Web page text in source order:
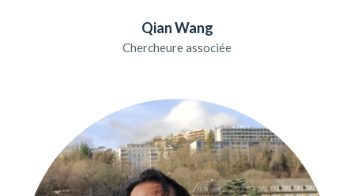
Qian Wang
Chercheure associée